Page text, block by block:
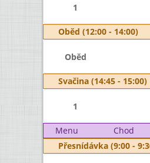
1
Oběd (12:00 - 14:00)
Oběd
Svačina (14:45 - 15:00)
1
Menu Chod
Přesnídávka (9:00 -